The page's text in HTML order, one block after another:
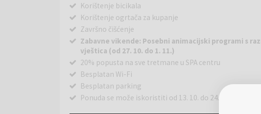
Korištenje bicikala
Korištenje ogrtača za kupanje
Završno čišćenje
Zabavne vikende: Posebni animacijski programi s
vještica (od 27. 10. do 1. 11.)
20% popusta na sve tretmane u SPA centru
Besplatan Wi-Fi
Besplatan parking
Ponuda se može iskoristiti od 13. 10. do 24. 10. 2025. i od